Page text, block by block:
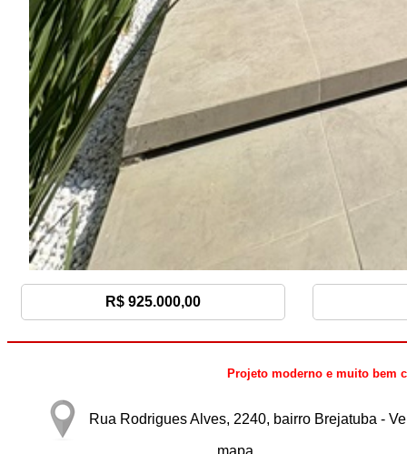
R$ 925.000,00
Projeto moderno e muito bem
Rua Rodrigues Alves, 2240, bairro Brejatuba -
mapa